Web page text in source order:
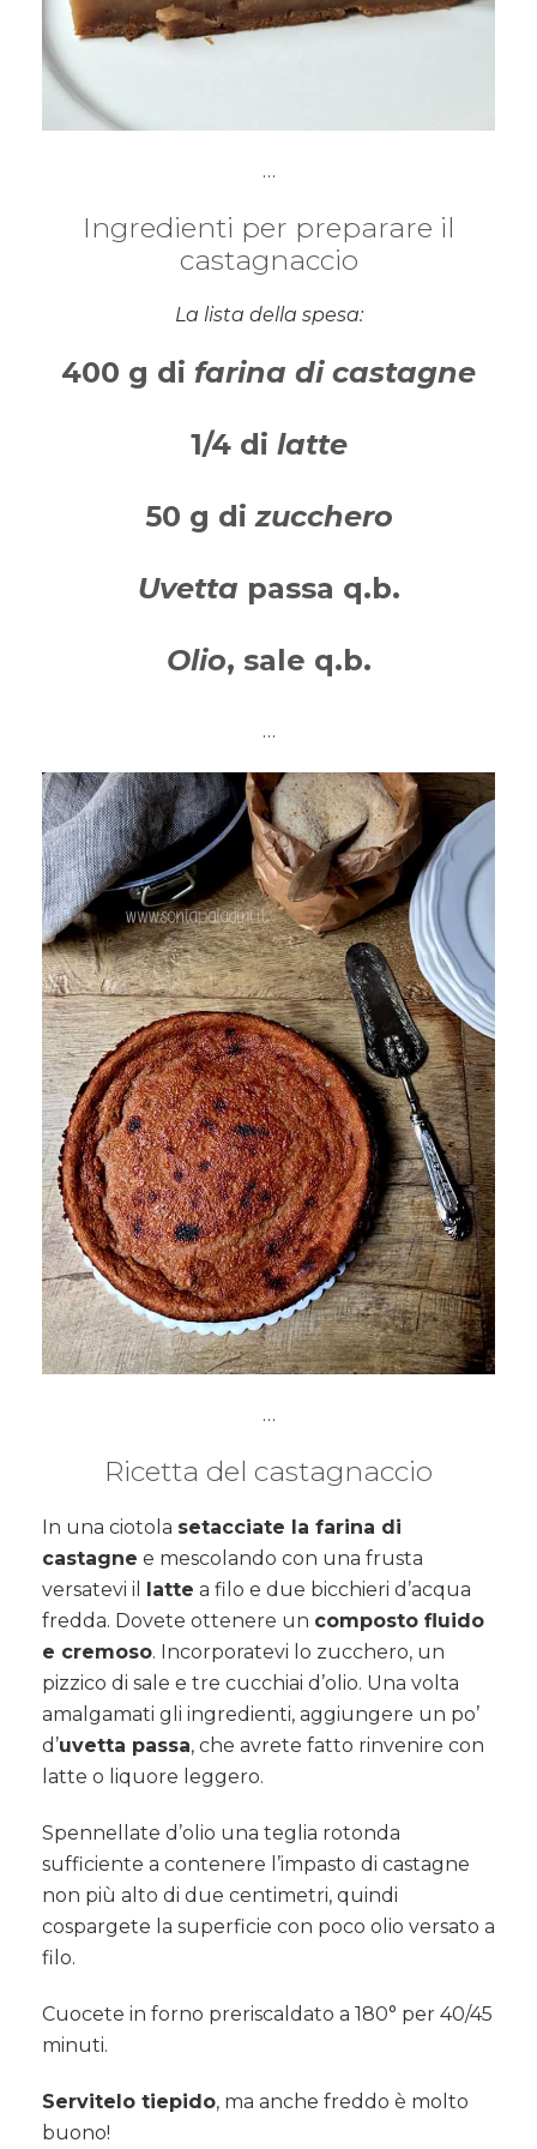
…
Ingredienti per preparare il
castagnaccio
La lista della spesa:
400 g di farina di castagne
1/4 di latte
50 g dizucchero
Uvetta passa q.b.
Olio, sale q.b.
…
…
Ricetta del castagnaccio
In una ciotola setacciate la farina di
castagne e mescolando con una frusta
versatevi il latte a filo e due bicchieri d’acqua
fredda. Dovete ottenere un composto fluido
e cremoso. Incorporatevi lo zucchero, un
pizzico di sale e tre cucchiai d’olio. Una volta
amalgamati gli ingredienti, aggiungere un po’
d’uvetta passa, che avrete fatto rinvenire con
latte o liquore leggero.
Spennellate d’olio una teglia rotonda
sufficiente a contenere l’impasto di castagne
non più alto di due centimetri, quindi
cospargete la superficie con poco olio versato a
filo.
Cuocete in forno preriscaldato a 180° per 40/45
minuti.
Servitelo tiepido, ma anche freddo è molto
buono!